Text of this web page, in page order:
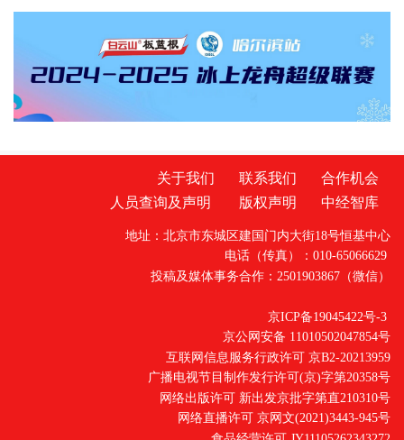
政协委员、人民监督员以及石家庄市第二中学
师生、家长代表等50余人应邀走进省检察院，
直观了解检察工作，共同交流未成年人保护举
措。省检察院党组成员、副检察长任国强参加
开放日活动，并主持座谈交流会。据介绍，近
关于我们 联系我们
合作机会
人员查询及声明
版权声明 中经智库
地址：北京市东城区建国门内大街18号恒基中心
电话（传真）：010-65066629
投稿及媒体事务合作：2501903867（微信）
京ICP备19045422号-3
京公网安备 11010502047854号
互联网信息服务行政许可 京B2-20213959
广播电视节目制作发行许可(京)字第20358号
网络出版许可 新出发京批字第直210310号
网络直播许可 京网文(2021)3443-945号